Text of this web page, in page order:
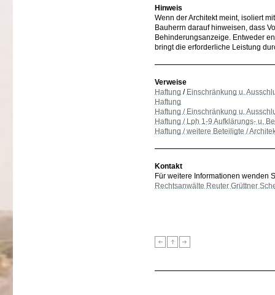
Hinweis
Wenn der Architekt meint, isoliert
Bauherrn darauf hinweisen, dass
Behinderungsanzeige. Entweder
bringt die erforderliche Leistung
Verweise
Haftung / Einschränkung u.
Haftung
Haftung / Einschränkung u.
Haftung / Lph 1-9 Aufklärungs- u.
Haftung / weitere Beteiligte /
Kontakt
Für weitere Informationen wenden
Rechtsanwälte Reuter Grüttner